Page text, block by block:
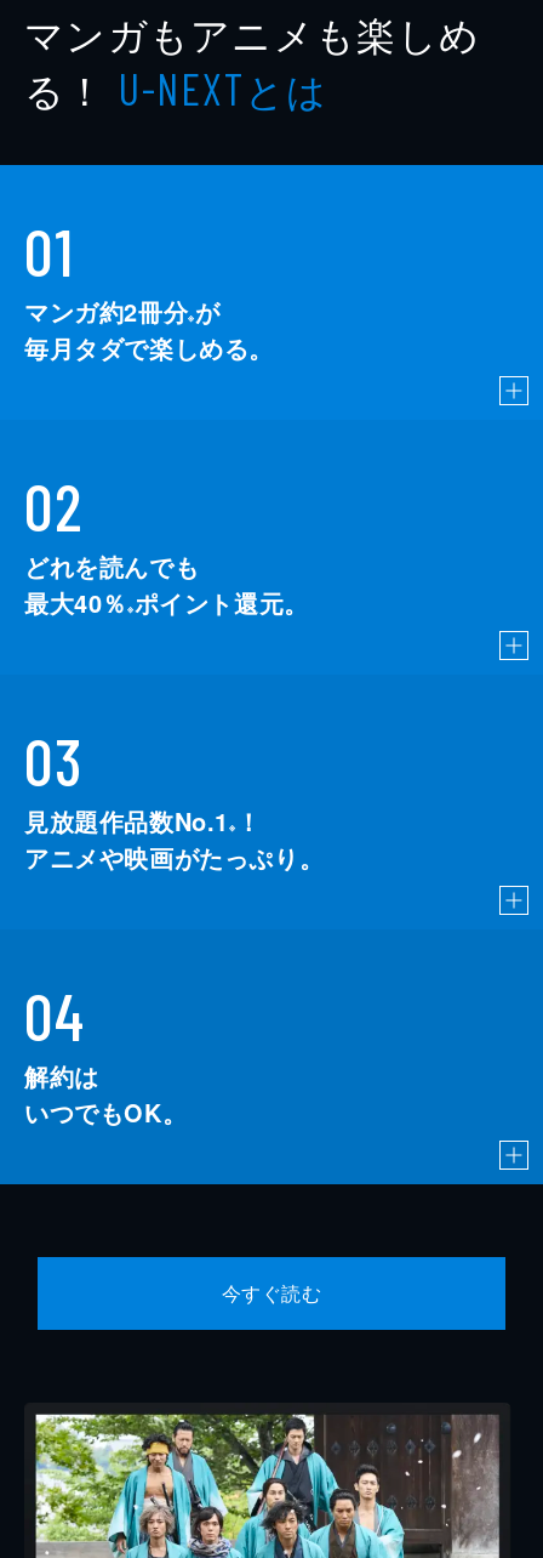
マンガもアニメも楽しめ
る！ U-NEXTとは
01
マンガ約2冊分※が
毎月タダで楽しめる。
02
どれを読んでも
最大40％ ※ポイント還元。
03
見放題作品数No.1 ※
！
アニメや映画がたっぷり。
04
解約は
いつでもOK。
今すぐ読む